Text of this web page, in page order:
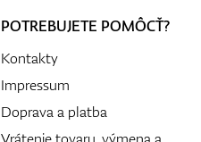
POTREBUJETE POMÔCŤ?
Kontakty
Impressum
Doprava a platba